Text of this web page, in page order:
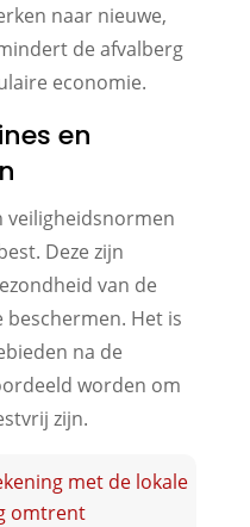
naar nieuwe,
de afvalberg
economie.
en
veiligheidsnormen
Deze zijn
van de
Het is
na de
worden om
zijn.
met de lokale
omtrent